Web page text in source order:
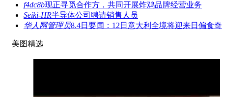
f4dc8b现正寻觅合作方，共同开展炸鸡品牌经营业务
Seiki-HR半导体公司聘请销售人员
华人网管理员8.4日要闻：12日意大利全境将迎来日偏食奇
美图精选